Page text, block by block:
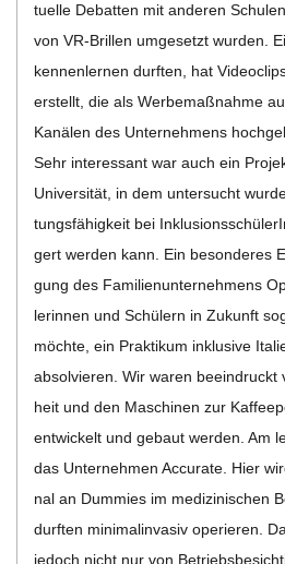
tu­elle Debat­ten mit ande­ren
von VR-Bril­­len umge­setzt wur­den.
ken­nen­ler­nen durf­ten, hat
erstellt, die als Wer­be­maß­nahme
Kanä­­len des Unter­neh­mens
Sehr inter­es­sant war auch ein
Uni­ver­si­tät, in dem unter­sucht
tungs­fä­hig­keit bei
gert wer­den kann. Ein beson­de­res
gung des Fami­li­en­un­ter­neh­mens
le­rin­nen und Schü­lern in Zukunft
möchte, ein Prak­ti­kum inklu­sive
absol­vie­ren. Wir waren
heit und den Maschi­nen zur
ent­wi­ckelt und gebaut wer­den. Am
das Unter­neh­men Accu­rate. Hier
nal an Dum­mies im medi­zi­ni­schen
durf­ten mini­mal­in­va­siv ope­rie­ren.
jedoch nicht nur von